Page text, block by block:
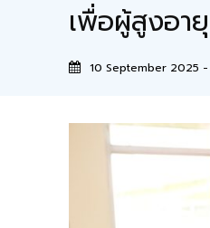
เพื่อผู้สูงอ
10 September 2025 -